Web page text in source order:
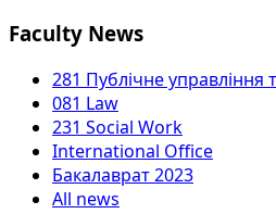
Faculty News
281 Публічне управління
081 Law
231 Social Work
International Office
Бакалаврат 2023
All news